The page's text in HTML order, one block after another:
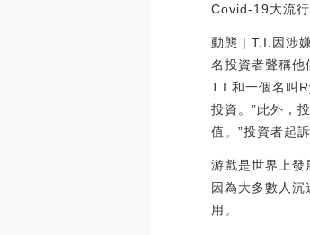
Covid-19大流行
動態 | T.I.因涉
名投資者聲稱
T.I.和一個名叫
投資。”此外，
值。”投資者起
游戲是世界上
因為大多數人
用。